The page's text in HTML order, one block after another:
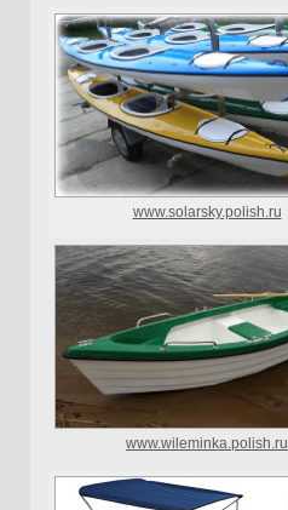
www.solarsky.polish.ru
www.wileminka.polish.ru